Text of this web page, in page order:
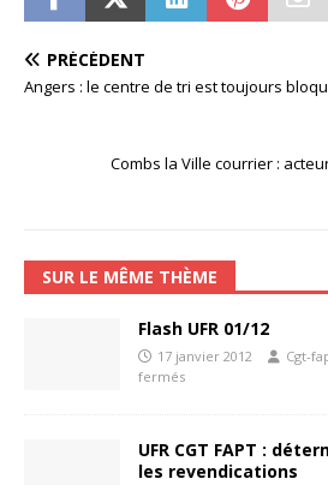
PRÉCÉDENT
Angers : le centre de tri est toujours
Combs la Ville courrier :
SUR LE MÊME THÈME
Flash UFR 01/12
17 janvier 2012 Cgt-
fermés
UFR CGT FAPT :
les revendications